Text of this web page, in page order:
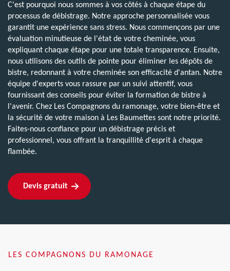
C'est pourquoi nous sommes à vos côtés à chaque étape du
processus de débistrage. Notre approche personnalisée vous
garantit une expérience sans stress. Nous commençons par une
évaluation minutieuse de l'état de votre cheminée, vous
expliquant chaque étape pour une totale transparence. Ensuite,
nous utilisons des outils de pointe pour éliminer les dépôts de
bistre, redonnant à votre cheminée son efficacité d'antan. Notre
équipe d'experts vous rassure par un suivi attentif, vous
fournissant des conseils pour éviter la formation de bistre à
l'avenir. Chez Les Compagnons du ramonage, votre bien-être et
la sécurité de votre maison à Les Baumettes sont notre priorité.
Faites-nous confiance pour un débistrage précis et
professionnel, vous offrant la tranquillité d'esprit à chaque
flambée.
Devis gratuit
LES COMPAGNONS DU RAMONAGE